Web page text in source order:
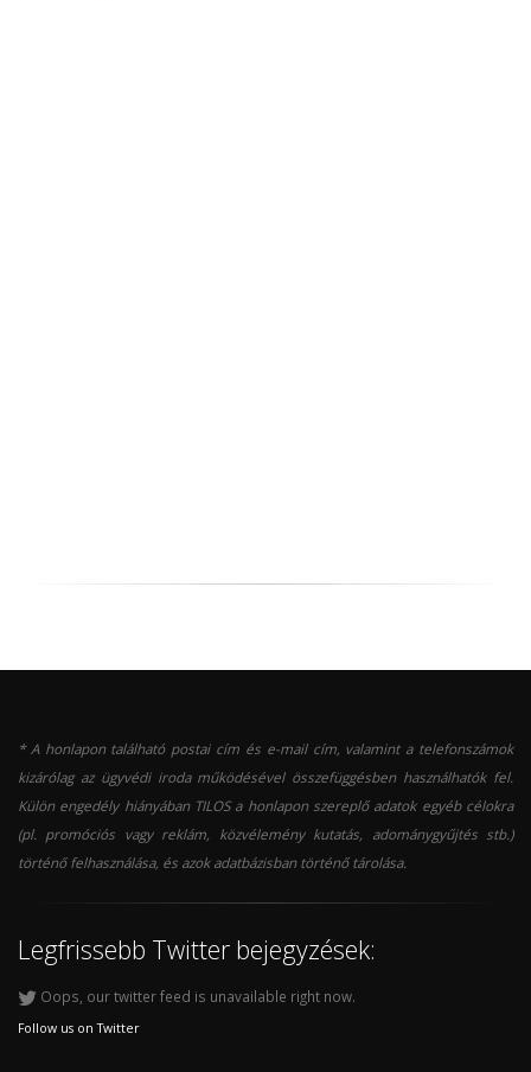
* A honlapon található postai cím és e-mail cím, valamint a telefonszámok
kizárólag az ügyvédi iroda működésével összefüggésben használhatók fel.
Külön engedély hiányában TILOS a honlapon szereplő adatok egyéb célokra
(pl. promóciós vagy reklám, közvélemény kutatás, adománygyűjtés stb.)
történő felhasználása, és azok adatbázisban történő tárolása.
Legfrissebb Twitter bejegyzések:
Oops, our twitter feed is unavailable right now.
Follow us on Twitter